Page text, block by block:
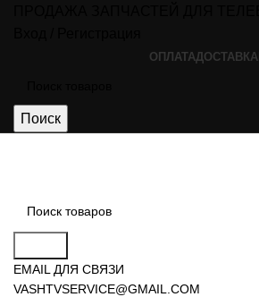
ОПЛАТАДОСТАВКА
Поиск
EMAIL ДЛЯ СВЯЗИ
VASHTVSERVICE@GMAIL.COM